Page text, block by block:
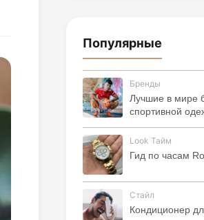
Популярные
Бренды
Лучшие в мире
спортивной
Look Тайм
Гид по часам
Стайл
Кондиционер